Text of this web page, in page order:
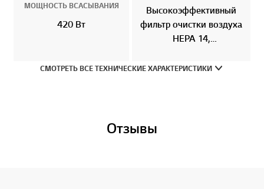
МОЩНОСТЬ ВСАСЫВАНИЯ
420 Вт
Высокоэффективный
фильтр очистки воздуха
HEPA 14,
алюминиевая трубка,
СМОТРЕТЬ ВСЕ ТЕХНИЧЕСКИЕ ХАРАКТЕРИСТИКИ
Отзывы